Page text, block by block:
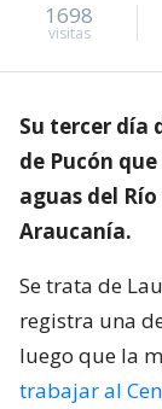
1698
visitas
Su tercer día
de Pucón
aguas del
Araucanía.
Se trata de
registra una
luego que la
trabajar al